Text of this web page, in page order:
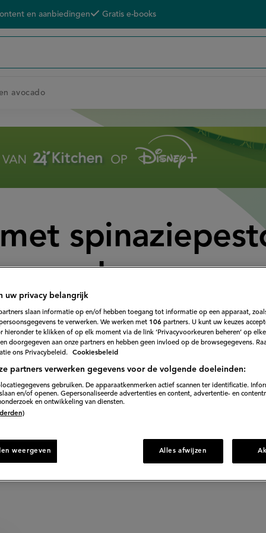
en aanbiedingen Gratis e-books
avocado
333
Beoordeel
recept
'Zalmburgers
met
spinaziepesto
en
uit het programma De Frisse Start smaken echt
verantwoord. Wat wil je nog meer!?
30 min. voorbereiden
Direct naar recept
uw privacy belangrijk
slaan informatie op en/of hebben toegang tot informatie op een apparaat, zoals
te verwerken. We werken met 106 partners. U kunt uw keuzes
hieronder te klikken of op elk moment via de link ‘Privacyvoorkeuren beheren’ op
doorgegeven aan onze partners en hebben geen invloed op de browsegegevens.
ons Privacybeleid.
Cookiesbeleid
partners verwerken gegevens voor de volgende doeleinden:
gebruiken. De apparaatkenmerken actief scannen ter identificatie.
en/of openen. Gepersonaliseerde advertenties en content, advertentie- en
en ontwikkeling van diensten.
weergeven Alles afwijzen